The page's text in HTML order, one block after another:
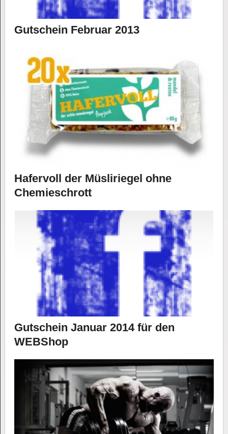
Gutschein Februar 2013
Hafervoll der Müsliriegel ohne
Chemieschrott
Gutschein Januar 2014 für den
WEBShop